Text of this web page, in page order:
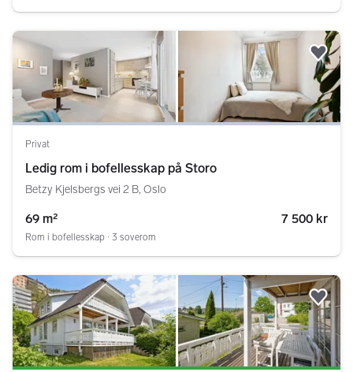
Privat
Ledig rom i bofellesskap på Storo
Betzy Kjelsbergs vei 2 B, Oslo
69 m² 7 500 kr
Rom i bofellesskap ∙ 3 soverom